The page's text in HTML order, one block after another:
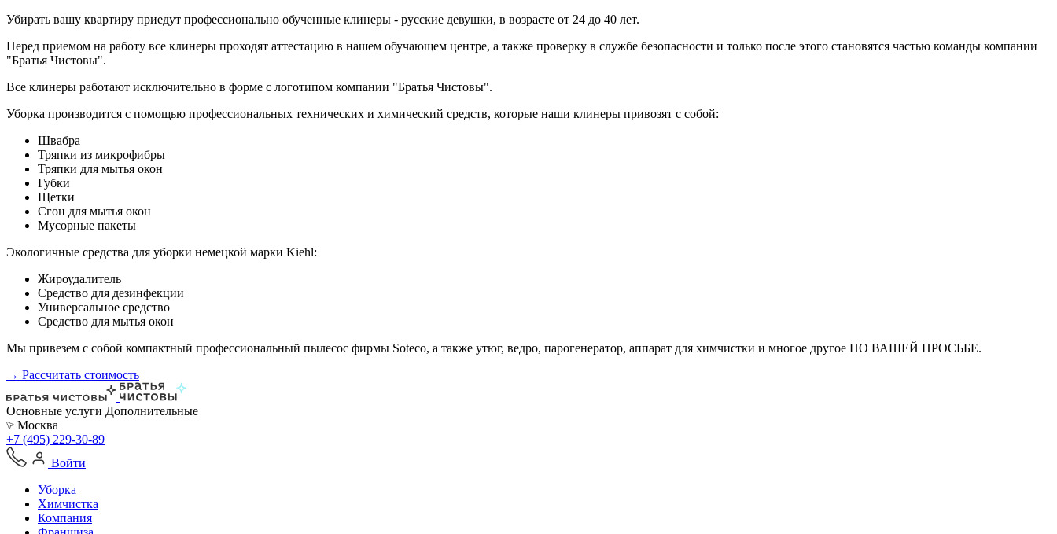
Убирать вашу квартиру приедут профессионально обученные клинеры - русские девушки, в возрасте от 24 до 40 лет.
Перед приемом на работу все клинеры проходят аттестацию в нашем обучающем центре, а также проверку в службе безопасности и только после этого становятся частью команды компании
"Братья Чистовы".
Все клинеры работают исключительно в форме с логотипом компании "Братья Чистовы".
Уборка производится с помощью профессиональных технических и химический средств, которые наши клинеры привозят с собой:
Швабра
Тряпки из микрофибры
Тряпки для мытья окон
Губки
Щетки
Сгон для мытья окон
Мусорные пакеты
Экологичные средства для уборки немецкой марки Kiehl:
Жироудалитель
Средство для дезинфекции
Универсальное средство
Средство для мытья окон
Мы привезем с собой компактный профессиональный пылесос фирмы Soteco, а также утюг, ведро, парогенератор, аппарат для химчистки и многое другое ПО ВАШЕЙ ПРОСЬБЕ.
→ Рассчитать стоимость
Основные услуги Дополнительные
Москва
+7 (495) 229-30-89
Войти
Уборка
Химчистка
Компания